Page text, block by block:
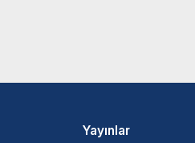
Yayınlar